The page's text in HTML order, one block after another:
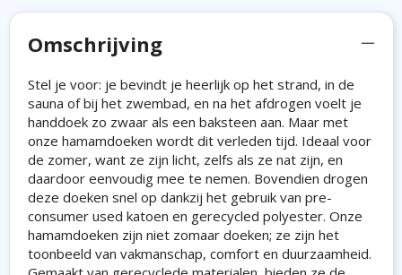
Omschrijving
Stel je voor: je bevindt je heerlijk op het strand, in de
sauna of bij het zwembad, en na het afdrogen voelt je
handdoek zo zwaar als een baksteen aan. Maar met
onze hamamdoeken wordt dit verleden tijd. Ideaal voor
de zomer, want ze zijn licht, zelfs als ze nat zijn, en
daardoor eenvoudig mee te nemen. Bovendien drogen
deze doeken snel op dankzij het gebruik van pre-
consumer used katoen en gerecycled polyester. Onze
hamamdoeken zijn niet zomaar doeken; ze zijn het
toonbeeld van vakmanschap, comfort en duurzaamheid.